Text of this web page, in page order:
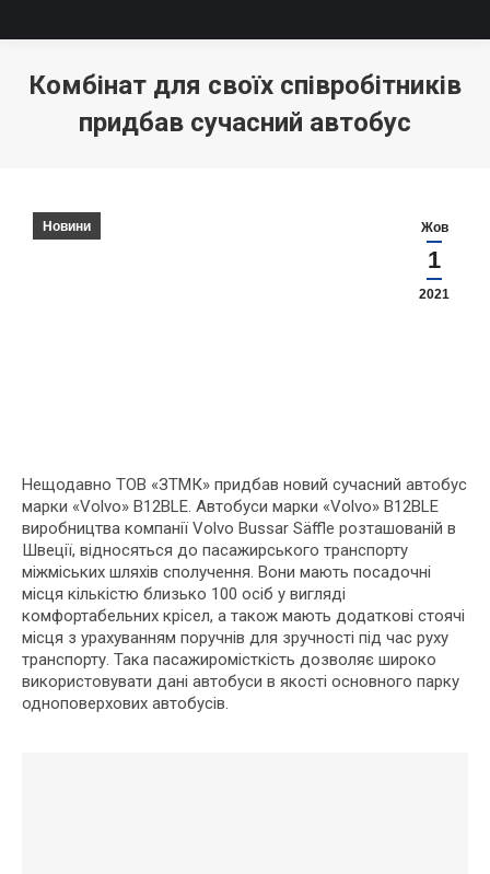
Комбінат для своїх співробітників
придбав сучасний автобус
Жов
1
2021
Новини
Нещодавно ТОВ «ЗТМК» придбав новий сучасний автобус
марки «Volvo» B12BLE. Автобуси марки «Volvo» B12BLE
виробництва компанії Volvo Bussar Säffle розташованій в
Швеції, відносяться до пасажирського транспорту
міжміських шляхів сполучення. Вони мають посадочні
місця кількістю близько 100 осіб у вигляді
комфортабельних крісел, а також мають додаткові стоячі
місця з урахуванням поручнів для зручності під час руху
транспорту. Така пасажиромісткість дозволяє широко
використовувати дані автобуси в якості основного парку
одноповерхових автобусів.